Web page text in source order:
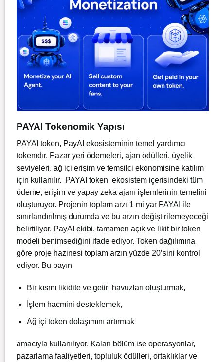
PAYAI Tokenomik Yapısı
PAYAI token, PayAI ekosisteminin temel yardımcı
tokenıdır. Pazar yeri ödemeleri, ajan ödülleri, üyelik
seviyeleri, ağ içi erişim ve temsilci ekonomisine katılım
için kullanılır. PAYAI token, ekosistem içerisindeki tüm
ödeme, erişim ve yapay zeka ajanı işlemlerinin temelini
oluşturuyor. Projenin toplam arzı 1 milyar PAYAI ile
sınırlandırılmış durumda ve bu arzın değiştirilemeyeceği
belirtiliyor. PayAI ekibi, tamamen açık ve likit bir token
modeli benimsediğini ifade ediyor. Token dağılımına
göre proje hazinesi toplam arzın yüzde 20’sini kontrol
ediyor. Bu payın:
Bir kısmı likidite ve getiri havuzları oluşturmak,
İşlem hacmini desteklemek,
Ağ içi token dolaşımını artırmak
amacıyla kullanılıyor. Kalan bölüm ise operasyonlar,
pazarlama faaliyetleri, topluluk ödülleri, ortaklıklar ve